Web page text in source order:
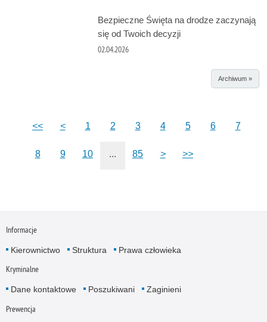
Bezpieczne Święta na drodze zaczynają
się od Twoich decyzji
02.04.2026
Archiwum »
<< < 1 2 3 4 5 6 7
8 9 10 ... 85 > >>
Informacje
Kierownictwo Struktura Prawa człowieka
Kryminalne
Dane kontaktowe Poszukiwani Zaginieni
Prewencja